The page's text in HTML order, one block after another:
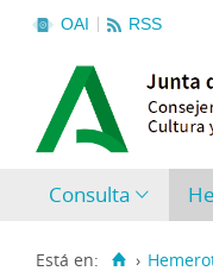
OAI RSS
Consulta
Está en: ›